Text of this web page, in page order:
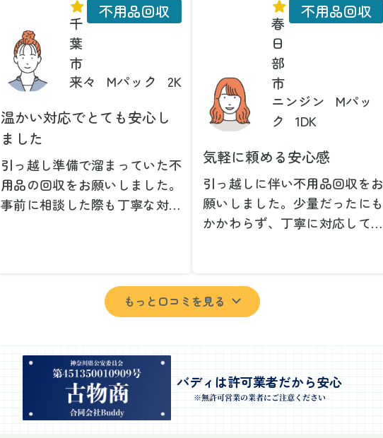
千
葉
市
来々
Mパック 2K
不用品回収
温かい対応でとても安心し
ました
引っ越し準備で溜まっていた不
用品の回収をお願いしました。
事前に相談した際も丁寧な対応
いものが多かったのですが、手
際よく対応していただき驚きま
ださり、作業の流れや注意点を
しっかり説明していただけたの
で、こちらも安心感を持って作
業を見守ることができました。
春
日
部
市
ニンジン
Mパッ
ク
1DK
不用品回収
気軽に頼める安心感
引っ越しに伴い不用品回収をお
願いしました。少量だったにも
かかわらず、丁寧に対応してい
じてくださり、次回もぜひお願
いしたいと思いました。
特に、自分では持ち運べない重
業を終えることができました。
事前に見積もりを取った時の価
もっと口コミを見る
バディは許可業者だから安心
※無許可営業の業者にご注意ください